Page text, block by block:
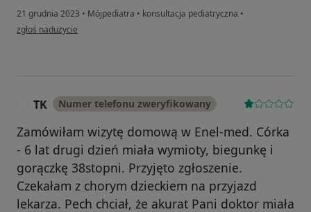
21 grudnia 2023 • Mójpediatra • konsultacja pediatryczna •
w opinii użytkownika Rodzice Antosia
zgłoś nadużycie
TK Numer telefonu zweryfikowany
Zamówiłam wizytę domową w Enel-med. Córka
- 6 lat drugi dzień miała wymioty, biegunkę i
gorączkę 38stopni. Przyjęto zgłoszenie.
Czekałam z chorym dzieckiem na przyjazd
lekarza. Pech chciał, że akurat Pani doktor miała